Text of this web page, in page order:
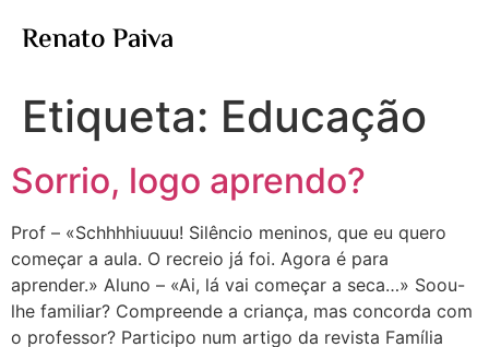
Renato Paiva
Etiqueta: Educação
Sorrio, logo aprendo?
Prof – «Schhhhiuuuu! Silêncio meninos, que eu quero
começar a aula. O recreio já foi. Agora é para
aprender.» Aluno – «Ai, lá vai começar a seca…» Soou-
lhe familiar? Compreende a criança, mas concorda com
o professor? Participo num artigo da revista Família